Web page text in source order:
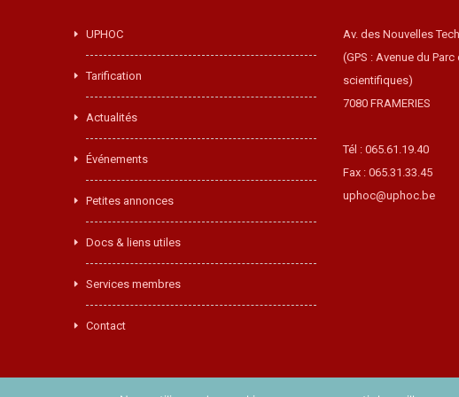
UPHOC
Tarification
Actualités
Événements
Petites annonces
Docs & liens utiles
Services membres
Contact
Av. des Nouvelles
(GPS : Avenue du Parc
scientifiques)
7080 FRAMERIES
Tél : 065.61.19.40
Fax : 065.31.33.45
uphoc@uphoc.be